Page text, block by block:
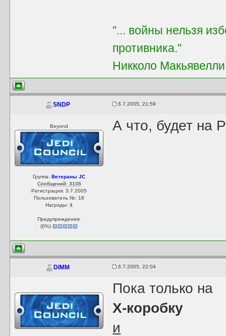
"... войны нельзя
противника."
Никколо Макьявелли
SNDP 6.7.2005, 21:59
Beyond
Группа:Ветераны JC
Сообщений: 3106
Регистрация: 3.7.2005
Пользователь №: 18
Награды:4
Предупреждения:
(0%)
А что, будет на
DIMM 6.7.2005, 22:04
Пока только на
Х-коробку
и